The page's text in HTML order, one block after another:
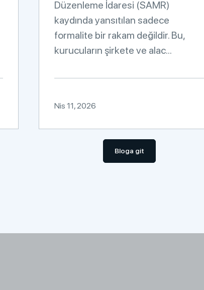
Düzenleme İdaresi (SAMR)
kaydında yansıtılan sadece
formalite bir rakam değildir. Bu,
kurucuların şirkete ve alac...
Nis 11, 2026
Bloga git